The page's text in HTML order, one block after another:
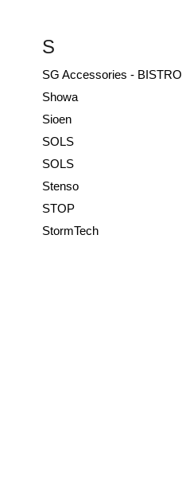
S
SG Accessories - BISTRO
Showa
Sioen
SOLS
SOLS
Stenso
STOP
StormTech